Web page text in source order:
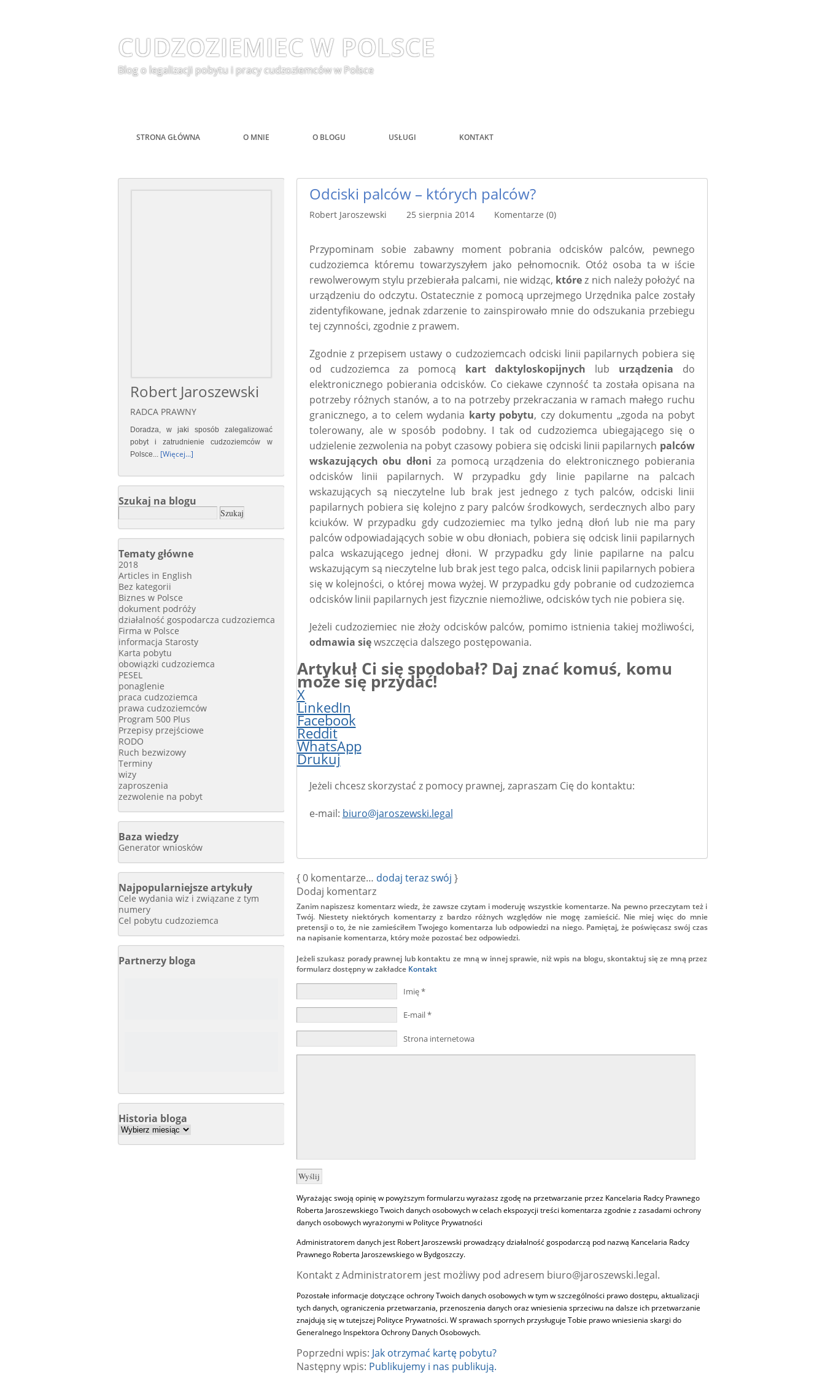
CUDZOZIEMIEC W POLSCE
Blog o legalizacji pobytu i pracy cudzoziemców w Polsce
STRONA GŁÓWNA O MNIE O BLOGU USŁUGI KONTAKT
Odciski palców – których palców?
Robert Jaroszewski 25 sierpnia 2014 Komentarze (0)
Przypominam sobie zabawny moment pobrania odcisków palców, pewnego
cudzoziemca któremu towarzyszyłem jako pełnomocnik. Otóż osoba ta w iście
rewolwerowym stylu przebierała palcami, nie widząc, którez nich należy położyć na
urządzeniu do odczytu. Ostatecznie z pomocą uprzejmego Urzędnika palce zostały
zidentyfikowane, jednak zdarzenie to zainspirowało mnie do odszukania przebiegu
tej czynności, zgodnie z prawem.
Zgodnie z przepisem ustawy o cudzoziemcach odciski linii papilarnych pobiera się
od cudzoziemca za pomocą kart daktyloskopijnych lub urządzenia do
elektronicznego pobierania odcisków. Co ciekawe czynność ta została opisana na
potrzeby różnych stanów, a to na potrzeby przekraczania w ramach małego ruchu
granicznego, a to celem wydania karty pobytu, czy dokumentu „zgoda na pobyt
tolerowany, ale w sposób podobny. I tak od cudzoziemca ubiegającego się o
udzielenie zezwolenia na pobyt czasowy pobiera się odciski linii papilarnych palców
wskazujących obu dłoni za pomocą urządzenia do elektronicznego pobierania
odcisków linii papilarnych. W przypadku gdy linie papilarne na palcach
wskazujących są nieczytelne lub brak jest jednego z tych palców, odciski linii
papilarnych pobiera się kolejno z pary palców środkowych, serdecznych albo pary
kciuków. W przypadku gdy cudzoziemiec ma tylko jedną dłoń lub nie ma pary
palców odpowiadających sobie w obu dłoniach, pobiera się odcisk linii papilarnych
palca wskazującego jednej dłoni. W przypadku gdy linie papilarne na palcu
wskazującym są nieczytelne lub brak jest tego palca, odcisk linii papilarnych pobiera
się w kolejności, o której mowa wyżej. W przypadku gdy pobranie od cudzoziemca
odcisków linii papilarnych jest fizycznie niemożliwe, odcisków tych nie pobiera się.
Jeżeli cudzoziemiec nie złoży odcisków palców, pomimo istnienia takiej możliwości,
odmawia sięwszczęcia dalszego postępowania.
Artykuł Ci się spodobał? Daj znać komuś, komu
może się przydać!
X
LinkedIn
Facebook
Reddit
WhatsApp
Drukuj
Jeżeli chcesz skorzystać z pomocy prawnej, zapraszam Cię do kontaktu:
e-mail: biuro@jaroszewski.legal
{ 0komentarze… dodaj teraz swój }
Dodaj komentarz
Zanim napiszesz komentarz wiedz, że zawsze czytam i moderuję wszystkie komentarze. Na pewno przeczytam też i
Twój. Niestety niektórych komentarzy z bardzo różnych względów nie mogę zamieścić. Nie miej więc do mnie
pretensji o to, że nie zamieściłem Twojego komentarza lub odpowiedzi na niego. Pamiętaj, że poświęcasz swój czas
na napisanie komentarza, który może pozostać bez odpowiedzi.
Jeżeli szukasz porady prawnej lub kontaktu ze mną w innej sprawie, niż wpis na blogu, skontaktuj się ze mną przez
formularz dostępny w zakładce Kontakt
Imię*
E-mail*
Strona internetowa
Wyrażając swoją opinię w powyższym formularzu wyrażasz zgodę na przetwarzanie przez Kancelaria Radcy Prawnego
Roberta Jaroszewskiego Twoich danych osobowych w celach ekspozycji treści komentarza zgodnie z zasadami ochrony
danych osobowych wyrażonymi w Polityce Prywatności
Administratorem danych jest Robert Jaroszewski prowadzący działalność gospodarczą pod nazwą Kancelaria Radcy
Prawnego Roberta Jaroszewskiego w Bydgoszczy.
Kontakt z Administratorem jest możliwy pod adresem biuro@jaroszewski.legal.
Pozostałe informacje dotyczące ochrony Twoich danych osobowych w tym w szczególności prawo dostępu, aktualizacji
tych danych, ograniczenia przetwarzania, przenoszenia danych oraz wniesienia sprzeciwu na dalsze ich przetwarzanie
znajdują się w tutejszej Polityce Prywatności. W sprawach spornych przysługuje Tobie prawo wniesienia skargi do
Generalnego Inspektora Ochrony Danych Osobowych.
Poprzedni wpis: Jak otrzymać kartę pobytu?
Następny wpis: Publikujemy i nas publikują.
Robert Jaroszewski
RADCA PRAWNY
Doradza, w jaki sposób zalegalizować
pobyt i zatrudnienie cudzoziemców w
Polsce... [Więcej...]
Szukaj na blogu
Tematy główne
2018
Articles in English
Bez kategorii
Biznes w Polsce
dokument podróży
działalność gospodarcza cudzoziemca
Firma w Polsce
informacja Starosty
Karta pobytu
obowiązki cudzoziemca
PESEL
ponaglenie
praca cudzoziemca
prawa cudzoziemców
Program 500 Plus
Przepisy przejściowe
RODO
Ruch bezwizowy
Terminy
wizy
zaproszenia
zezwolenie na pobyt
Baza wiedzy
Generator wniosków
Najpopularniejsze artykuły
Cele wydania wiz i związane z tym
numery
Cel pobytu cudzoziemca
Partnerzy bloga
Historia bloga
Historia